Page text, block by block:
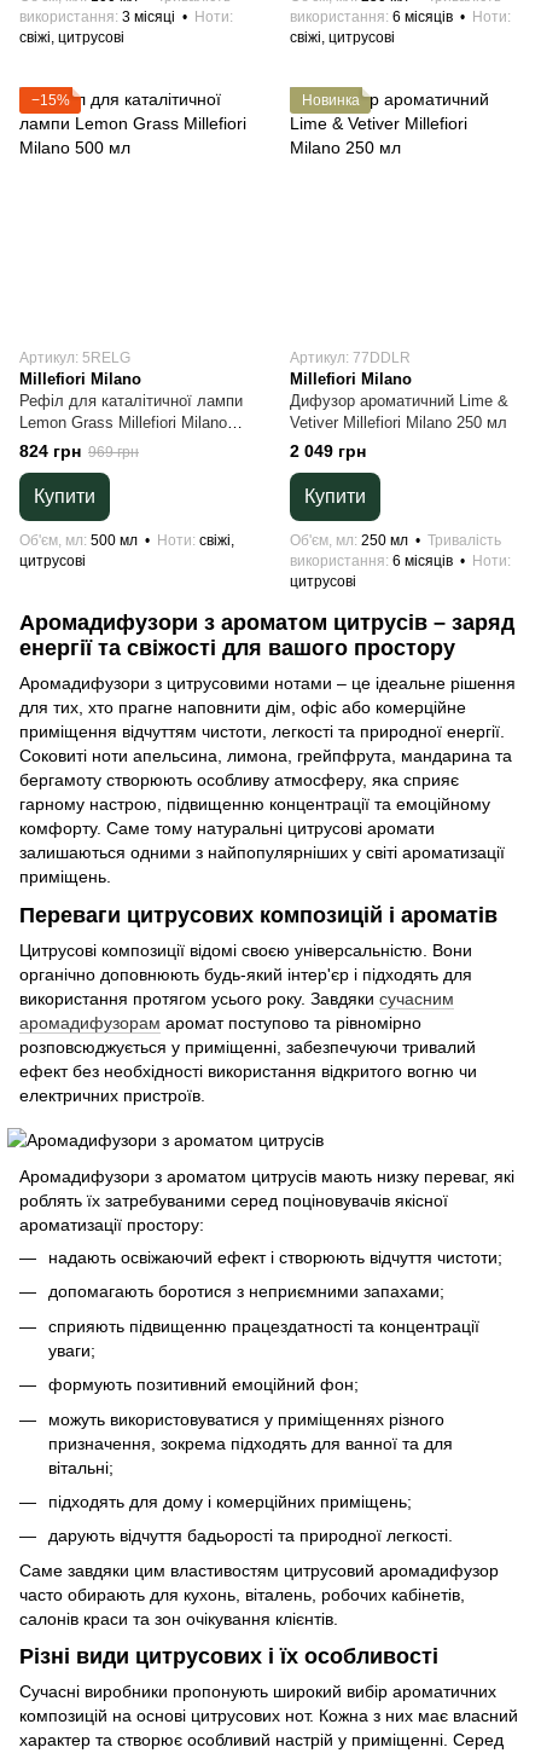
використання 3 місяці
Ноти
свіжі, цитрусові
використання 6 місяців
Ноти
свіжі, цитрусові
−15%
Артикул: 5RELG
Millefiori Milano
Рефіл для каталітичної лампи
Lemon Grass Millefiori Milano
500 мл
824 грн 969 грн
Купити
Об'єм, мл 500 мл Ноти свіжі,
цитрусові
Новинка
Артикул: 77DDLR
Millefiori Milano
Дифузор ароматичний Lime &
Vetiver Millefiori Milano 250 мл
2 049 грн
Купити
Об'єм, мл 250 мл
Тривалість
використання 6 місяців
Ноти
цитрусові
Аромадифузори з ароматом цитрусів – заряд
енергії та свіжості для вашого простору
Аромадифузори з цитрусовими нотами – це ідеальне рішення
для тих, хто прагне наповнити дім, офіс або комерційне
приміщення відчуттям чистоти, легкості та природної енергії.
Соковиті ноти апельсина, лимона, грейпфрута, мандарина та
бергамоту створюють особливу атмосферу, яка сприяє
гарному настрою, підвищенню концентрації та емоційному
комфорту. Саме тому натуральні цитрусові аромати
залишаються одними з найпопулярніших у світі ароматизації
приміщень.
Переваги цитрусових композицій і ароматів
Цитрусові композиції відомі своєю універсальністю. Вони
органічно доповнюють будь-який інтер'єр і підходять для
використання протягом усього року. Завдяки сучасним
аромадифузорам аромат поступово та рівномірно
розповсюджується у приміщенні, забезпечуючи тривалий
ефект без необхідності використання відкритого вогню чи
електричних пристроїв.
Аромадифузори з ароматом цитрусів мають низку переваг, які
роблять їх затребуваними серед поціновувачів якісної
ароматизації простору:
надають освіжаючий ефект і створюють відчуття чистоти;
допомагають боротися з неприємними запахами;
сприяють підвищенню працездатності та концентрації
уваги;
формують позитивний емоційний фон;
можуть використовуватися у приміщеннях різного
призначення, зокрема підходять для ванної та для
вітальні;
підходять для дому і комерційних приміщень;
дарують відчуття бадьорості та природної легкості.
Саме завдяки цим властивостям цитрусовий аромадифузор
часто обирають для кухонь, віталень, робочих кабінетів,
салонів краси та зон очікування клієнтів.
Різні види цитрусових і їх особливості
Сучасні виробники пропонують широкий вибір ароматичних
композицій на основі цитрусових нот. Кожна з них має власний
характер та створює особливий настрій у приміщенні. Серед